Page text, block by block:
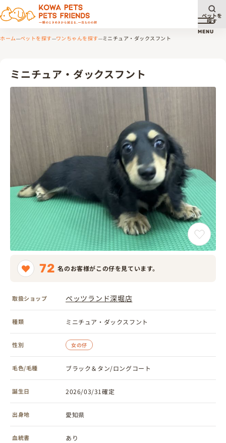
メニ
MENU
ペットを
探す
ホーム ペットを探す ワンちゃんを探す ミニチュア・ダックスフント
ミニチュア・ダックスフント
72 名のお客様がこの仔を見ています。
取扱ショップ ペッツランド深堀店
種類 ミニチュア・ダックスフント
性別 女の仔
毛色/毛種 ブラック＆タン/ロングコート
誕生日 2026/03/31確定
出身地 愛知県
血統書 あり